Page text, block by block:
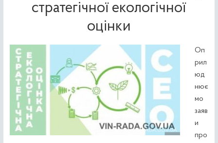
стратегічної екологічної
оцінки
Оп
рил
юд
нює
мо
заяв
и
про